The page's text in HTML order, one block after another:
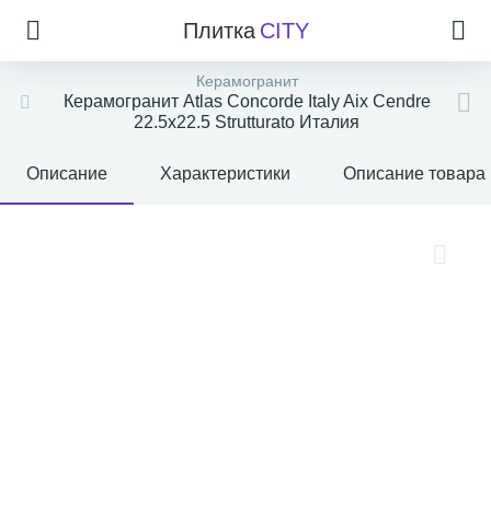
Плитка CITY
Керамогранит
Керамогранит Atlas Concorde Italy Aix Cendre
22.5x22.5 Strutturato Италия
Описание Характеристики Описание товара